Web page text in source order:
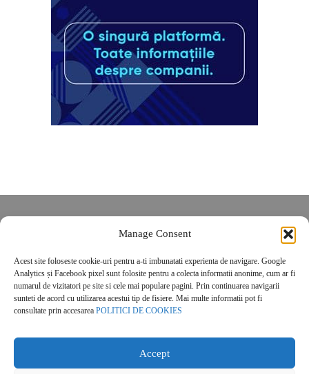
Manage Consent
Acest site foloseste cookie-uri pentru a-ti imbunatati experienta de navigare. Google
Analytics și Facebook pixel sunt folosite pentru a colecta informatii anonime, cum ar fi
numarul de vizitatori pe site si cele mai populare pagini. Prin continuarea navigarii
sunteti de acord cu utilizarea acestui tip de fisiere. Mai multe informatii pot fi
consultate prin accesarea POLITICI DE COOKIES
Accept
POLITICĂ DE CONFIDENȚIALITATE
Politica de cookies